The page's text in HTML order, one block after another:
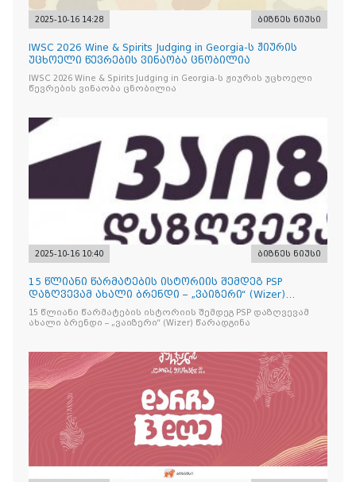
2025-10-16 14:28 ბიზნეს ნიუსი
IWSC 2026 Wine & Spirits Judging in Georgia-ს ჟიურის
უცხოელი წევრების ვინაობა ცნობილია
IWSC 2026 Wine & Spirits Judging in Georgia-ს ჟიურის უცხოელი
წევრების ვინაობა ცნობილია
2025-10-16 10:40 ბიზნეს ნიუსი
15 წლიანი წარმატების ისტორიის შემდეგ PSP
დაზღვევამ ახალი ბრენდი – „ვაიზერი“ (Wizer)
წარადგინა
15 წლიანი წარმატების ისტორიის შემდეგ PSP დაზღვევამ
ახალი ბრენდი – „ვაიზერი“ (Wizer) წარადგინა